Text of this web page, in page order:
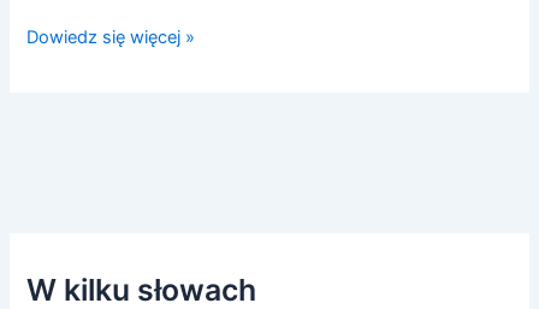
Dowiedz się więcej »
W kilku słowach